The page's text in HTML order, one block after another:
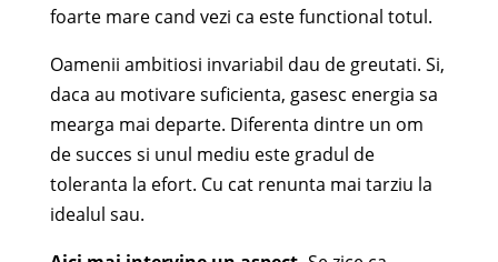
foarte mare cand vezi ca este functional totul.
Oamenii ambitiosi invariabil dau de greutati. Si,
daca au motivare suficienta, gasesc energia sa
mearga mai departe. Diferenta dintre un om
de succes si unul mediu este gradul de
toleranta la efort. Cu cat renunta mai tarziu la
idealul sau.